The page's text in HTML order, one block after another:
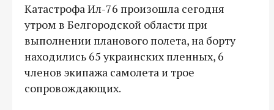
Катастрофа Ил-76 произошла сегодня
утром в Белгородской области при
выполнении планового полета, на борту
находились 65 украинских пленных, 6
членов экипажа самолета и трое
сопровождающих.